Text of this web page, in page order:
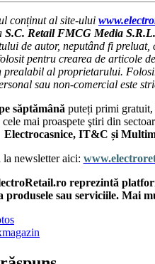
conținut al site-ului
S.C. Retail FMCG Media S.R.L.
de autor, neputând fi
pentru crearea de articole
prealabil al proprietarului.
sau non-comercial este
săptămână puteți primi gratuit,
mai proaspete ştiri din
Electrocasnice, IT&C și
newsletter aici:
reprezintă
produsele sau serviciile. Mai
magazin